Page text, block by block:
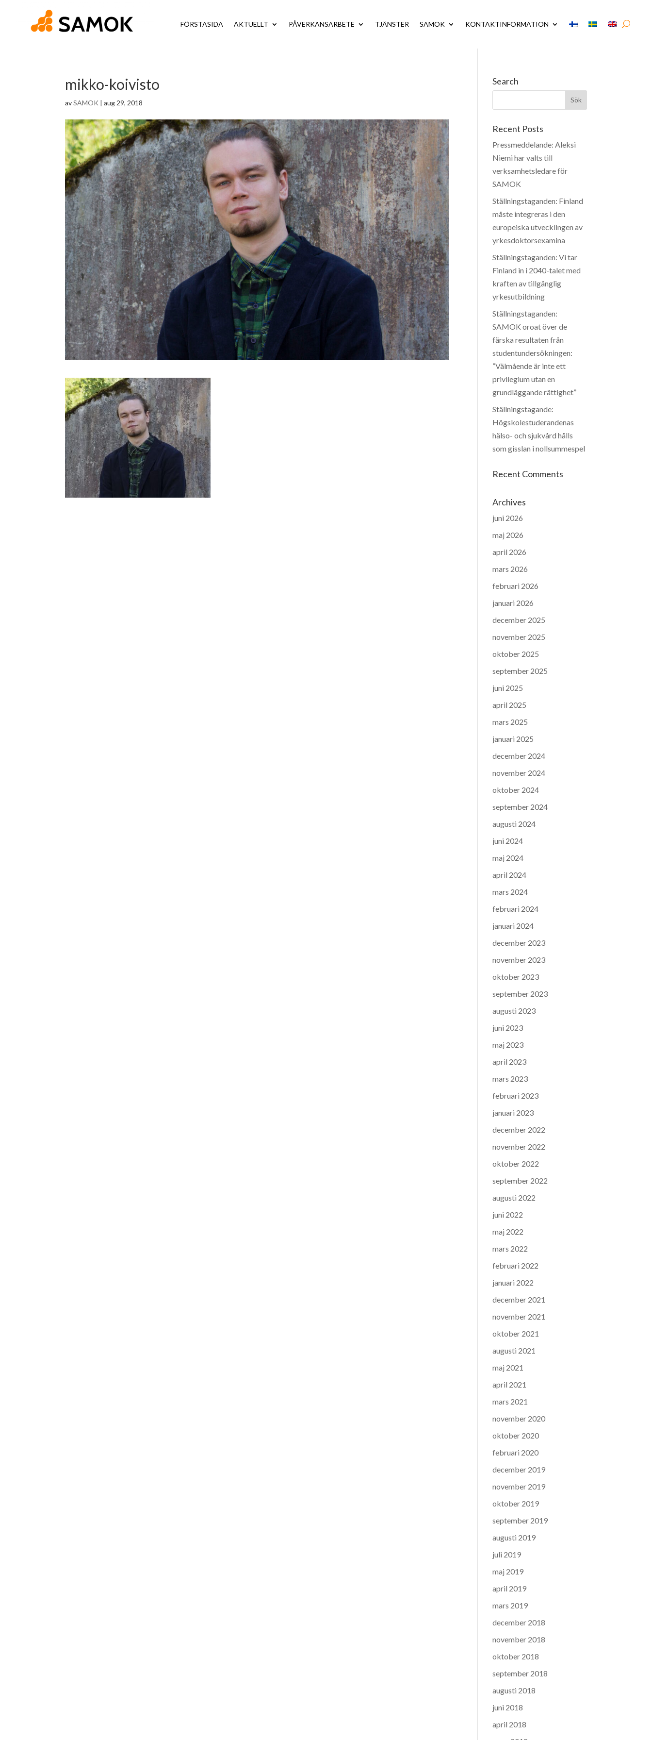
FÖRSTASIDA AKTUELLT PÅVERKANSARBETE TJÄNSTER SAMOK KONTAKTINFORMATION
mikko-koivisto
avSAMOK |aug 29, 2018
Search
Recent Posts
Pressmeddelande: Aleksi
Niemi har valts till
verksamhetsledare för
SAMOK
Ställningstaganden: Finland
måste integreras i den
europeiska utvecklingen av
yrkesdoktorsexamina
Ställningstaganden: Vi tar
Finland in i 2040-talet med
kraften av tillgänglig
yrkesutbildning
Ställningstaganden:
SAMOK oroat över de
färska resultaten från
studentundersökningen:
”Välmående är inte ett
privilegium utan en
grundläggande rättighet”
Ställningstagande:
Högskolestuderandenas
hälso- och sjukvård hålls
som gisslan i nollsummespel
Recent Comments
Archives
juni 2026
maj 2026
april 2026
mars 2026
februari 2026
januari 2026
december 2025
november 2025
oktober 2025
september 2025
juni 2025
april 2025
mars 2025
januari 2025
december 2024
november 2024
oktober 2024
september 2024
augusti 2024
juni 2024
maj 2024
april 2024
mars 2024
februari 2024
januari 2024
december 2023
november 2023
oktober 2023
september 2023
augusti 2023
juni 2023
maj 2023
april 2023
mars 2023
februari 2023
januari 2023
december 2022
november 2022
oktober 2022
september 2022
augusti 2022
juni 2022
maj 2022
mars 2022
februari 2022
januari 2022
december 2021
november 2021
oktober 2021
augusti 2021
maj 2021
april 2021
mars 2021
november 2020
oktober 2020
februari 2020
december 2019
november 2019
oktober 2019
september 2019
augusti 2019
juli 2019
maj 2019
april 2019
mars 2019
december 2018
november 2018
oktober 2018
september 2018
augusti 2018
juni 2018
april 2018